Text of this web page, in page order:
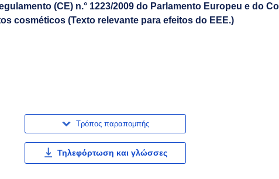
(CE) n.° 1223/2009 do Parlamento Europeu e do
cosméticos (Texto relevante para efeitos do EEE.)
Τρόπος παραπομπής
Τηλεφόρτωση και γλώσσες